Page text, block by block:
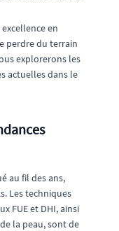
en
perdre du terrain
explorerons les
actuelles dans le
au fil des ans,
Les techniques
FUE et DHI, ainsi
la peau, sont de